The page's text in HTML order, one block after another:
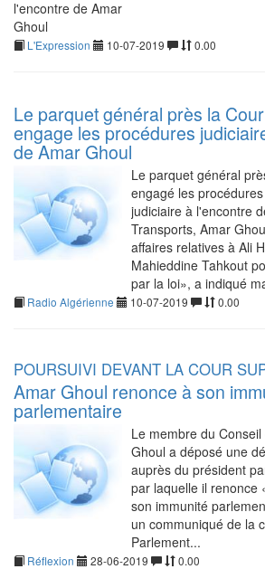
L'Expression 10-07-2019 0.00
Le parquet général près la
engage les procédures
de Amar Ghoul
Le parquet général
engagé les
judiciaire à l'encontre
Transports, Amar
affaires relatives à Ali
Mahieddine Tahkout
par la loi», a indiqué
Radio Algérienne 10-07-2019 0.00
POURSUIVI DEVANT LA COUR
Amar Ghoul renonce à son
parlementaire
Le membre du
Ghoul a déposé une
auprès du président
par laquelle il renonce
son immunité
un communiqué de la
Parlement...
Réflexion 28-06-2019 0.00